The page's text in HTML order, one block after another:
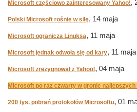
Microsoft częściowo zainteresowany Yahoo!,
Polski Microsoft rośnie w siłę, 14 maja
Microsoft ogranicza Linuksa, 11 maja
Microsoft jednak odwoła się od kary, 11 maja
Microsoft zrezygnował z Yahoo!, 04 maja
Microsoft po raz czwarty w gronie
200 tys. pobrań protokołów Microsoftu, 01